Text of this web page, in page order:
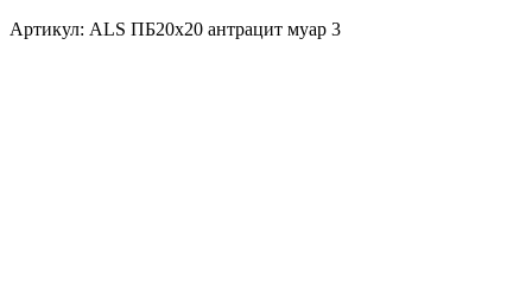
Артикул: ALS ПБ20х20 антрацит муар 3